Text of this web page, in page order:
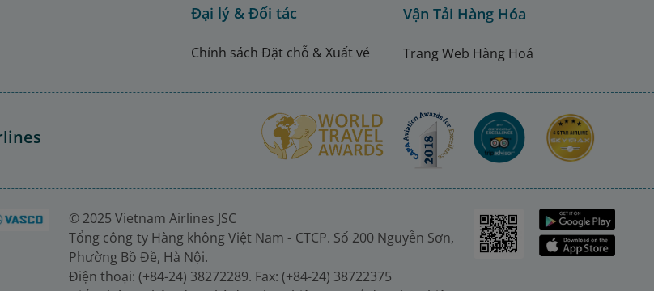
Đại lý & Đối tác
Chính sách Đặt chỗ & Xuất vé
Vận Tải Hàng Hóa
Trang Web Hàng Hoá
© 2025 Vietnam Airlines JSC
Tổng công ty Hàng không Việt Nam - CTCP. Số 200 Nguyễn Sơn,
Phường Bồ Đề, Hà Nội.
Điện thoại: (+84-24) 38272289. Fax: (+84-24) 38722375